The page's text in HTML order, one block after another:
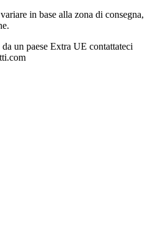
in base alla zona di consegna,
un paese Extra UE contattateci